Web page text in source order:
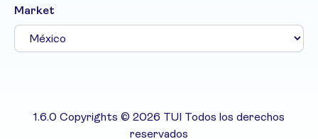
Market
1.6.0 Copyrights © 2026 TUI Todos los derechos
reservados